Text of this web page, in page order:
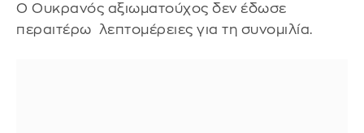
Ο Ουκρανός αξιωματούχος δεν έδωσε
περαιτέρω λεπτομέρειες για τη συνομιλία.